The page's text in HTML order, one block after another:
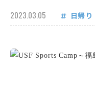
2023.03.05 日帰り